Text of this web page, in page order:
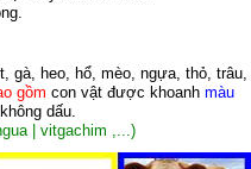
gà, heo, hổ, mèo, ngựa, thỏ, trâu,
gồm con vật được khoanh màu
dấu.
| vitgachim ,...)